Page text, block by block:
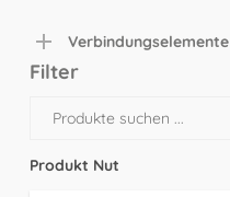
Verbindungselemente
Filter
Produkt Nut